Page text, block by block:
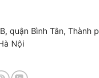
quận Bình Tân, Thành
Nội